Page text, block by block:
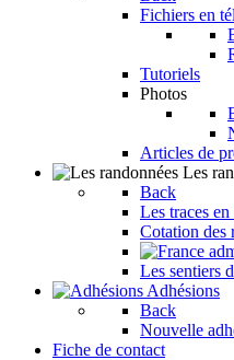
Fichiers en
Tutoriels
Photos
Articles de
Les
Back
Les traces en
Cotation des
Les sentiers
Adhésions
Back
Nouvelle
Fiche de contact